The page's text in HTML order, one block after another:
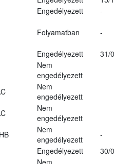
Engedélyezett
-
Folyamatban -
Engedélyezett
31/
Nem
engedélyezett
Nem
engedélyezett
Nem
engedélyezett
Nem
engedélyezett
-
Engedélyezett
30/